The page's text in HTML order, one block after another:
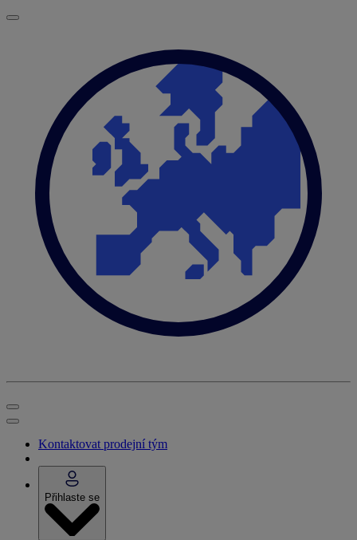
Kontaktovat prodejní tým
Přihlaste se